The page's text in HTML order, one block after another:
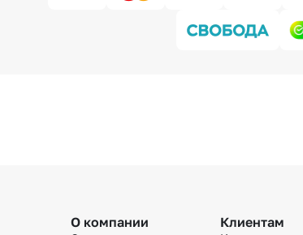
О компании Клиентам